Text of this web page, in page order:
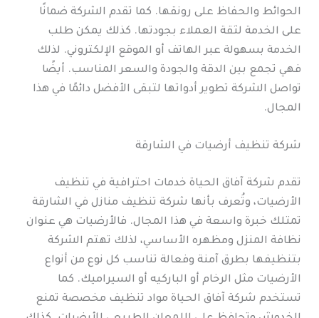
الحوائط والحفاظ على رونقها. كما تقدم الشركة ضمانًا
على الخدمة لثقة العملاء بجودتها. كذلك يمكن طلب
الخدمة بسهولة عبر الهاتف أو الموقع الإلكتروني. لذلك
فهي تجمع بين الدقة والجودة والسعر المناسب. أيضًا
تواصل الشركة تطوير أدواتها لتبقى الأفضل دائمًا في هذا
المجال.
شركة تنظيف أرضيات في الشارقة
تقدم شركة آفاق الحياة خدمات احترافية في تنظيف
الأرضيات، وتُعرف بأنها شركة تنظيف منازل في الشارقة
تمتلك خبرة واسعة في هذا المجال. فالأرضيات هي عنوان
نظافة المنزل ومظهره الأساسي، لذلك تهتم الشركة
بتنظيفها بطرق آمنة وفعالة تناسب كل نوع من أنواع
الأرضيات مثل الرخام أو الباركيه أو السيراميك. كما
تستخدم شركة آفاق الحياة مواد تنظيف مخصصة تمنع